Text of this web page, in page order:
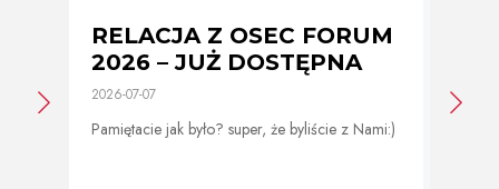
RELACJA Z OSEC FORUM
2026 – JUŻ DOSTĘPNA
2026-07-07
Pamiętacie jak było? super, że byliście z Nami:)
2026-